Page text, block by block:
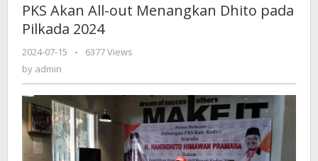
out
PKS Akan All-out Menangkan Dhito pada
Pilkada 2024
2024-07-15
by
-
6377 Views
by admin